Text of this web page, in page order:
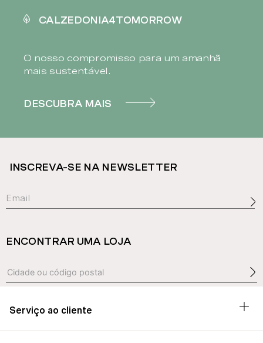
CALZEDONIA4TOMORROW
O nosso compromisso para um amanhã
mais sustentável.
DESCUBRA MAIS
INSCREVA-SE NA NEWSLETTER
ENCONTRAR UMA LOJA
Serviço ao cliente